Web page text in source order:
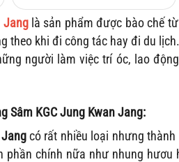
Janglà sản phẩm được bào chế từ
theo khi đi công tác hay đi du
người làm việc trí óc, lao
Sâm KGC Jung Kwan Jang:
có rất nhiều loại nhưng thành
phần chính nữa như nhung